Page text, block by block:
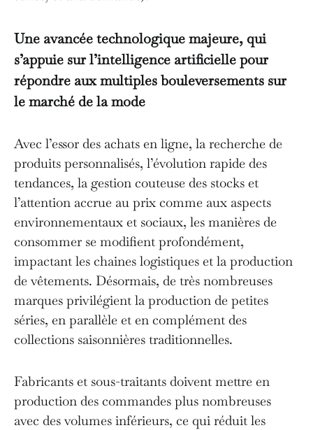
Une avancée technologique majeure, qui
s’appuie sur l’intelligence artificielle pour
répondre aux multiples bouleversements sur
le marché de la mode
Avec l’essor des achats en ligne, la recherche de
produits personnalisés, l’évolution rapide des
tendances, la gestion couteuse des stocks et
l’attention accrue au prix comme aux aspects
environnementaux et sociaux, les manières de
consommer se modifient profondément,
impactant les chaines logistiques et la production
de vêtements. Désormais, de très nombreuses
marques privilégient la production de petites
séries, en parallèle et en complément des
collections saisonnières traditionnelles.
Fabricants et sous-traitants doivent mettre en
production des commandes plus nombreuses
avec des volumes inférieurs, ce qui réduit les